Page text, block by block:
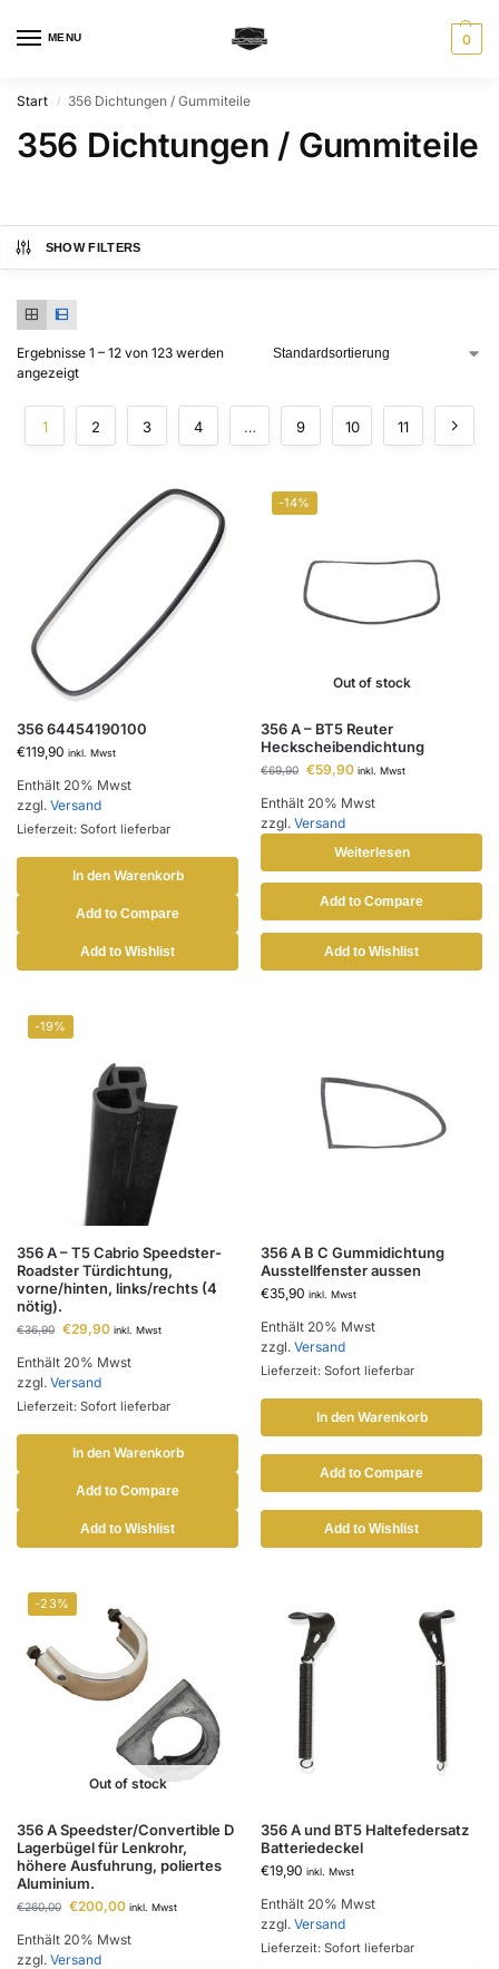
MENU 0
Start / 356 Dichtungen / Gummiteile
356 Dichtungen / Gummiteile
SHOW FILTERS
Ergebnisse 1 – 12 von 123 werden
angezeigt
1 2 3 4 … 9 10 11
356 64454190100
€119,90 inkl. Mwst
Enthält 20% Mwst
zzgl. Versand
Lieferzeit: Sofort lieferbar
In den Warenkorb
Add to Compare
Add to Wishlist
-14%
Out of stock
356 A – BT5 Reuter
Heckscheibendichtung
€69,90 €59,90 inkl. Mwst
Enthält 20% Mwst
zzgl. Versand
Weiterlesen
Add to Compare
Add to Wishlist
-19%
356 A – T5 Cabrio Speedster-
Roadster Türdichtung,
vorne/hinten, links/rechts (4
nötig).
€36,90 €29,90 inkl. Mwst
Enthält 20% Mwst
zzgl. Versand
Lieferzeit: Sofort lieferbar
In den Warenkorb
Add to Compare
Add to Wishlist
356 A B C Gummidichtung
Ausstellfenster aussen
€35,90 inkl. Mwst
Enthält 20% Mwst
zzgl. Versand
Lieferzeit: Sofort lieferbar
In den Warenkorb
Add to Compare
Add to Wishlist
-23%
Out of stock
356 A Speedster/Convertible D
Lagerbügel für Lenkrohr,
höhere Ausfuhrung, poliertes
Aluminium.
€260,00 €200,00 inkl. Mwst
Enthält 20% Mwst
zzgl. Versand
356 A und BT5 Haltefedersatz
Batteriedeckel
€19,90 inkl. Mwst
Enthält 20% Mwst
zzgl. Versand
Lieferzeit: Sofort lieferbar